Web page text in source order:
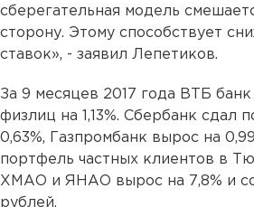
сберегательная модель
сторону. Этому способствует
ставок», - заявил Лепетиков.
За 9 месяцев 2017 года ВТБ
физлиц на 1,13%. Сбербанк сдал
0,63%, Газпромбанк вырос на
портфель частных клиентов в
ХМАО и ЯНАО вырос на 7,8% и
рублей.